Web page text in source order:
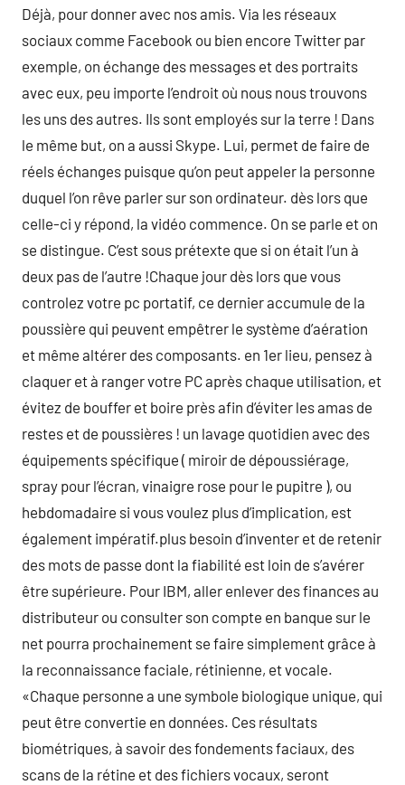
Déjà, pour donner avec nos amis. Via les réseaux
sociaux comme Facebook ou bien encore Twitter par
exemple, on échange des messages et des portraits
avec eux, peu importe l’endroit où nous nous trouvons
les uns des autres. Ils sont employés sur la terre ! Dans
le même but, on a aussi Skype. Lui, permet de faire de
réels échanges puisque qu’on peut appeler la personne
duquel l’on rêve parler sur son ordinateur. dès lors que
celle-ci y répond, la vidéo commence. On se parle et on
se distingue. C’est sous prétexte que si on était l’un à
deux pas de l’autre !Chaque jour dès lors que vous
controlez votre pc portatif, ce dernier accumule de la
poussière qui peuvent empêtrer le système d’aération
et même altérer des composants. en 1er lieu, pensez à
claquer et à ranger votre PC après chaque utilisation, et
évitez de bouffer et boire près afin d’éviter les amas de
restes et de poussières ! un lavage quotidien avec des
équipements spécifique ( miroir de dépoussiérage,
spray pour l’écran, vinaigre rose pour le pupitre ), ou
hebdomadaire si vous voulez plus d’implication, est
également impératif.plus besoin d’inventer et de retenir
des mots de passe dont la fiabilité est loin de s’avérer
être supérieure. Pour IBM, aller enlever des finances au
distributeur ou consulter son compte en banque sur le
net pourra prochainement se faire simplement grâce à
la reconnaissance faciale, rétinienne, et vocale.
«Chaque personne a une symbole biologique unique, qui
peut être convertie en données. Ces résultats
biométriques, à savoir des fondements faciaux, des
scans de la rétine et des fichiers vocaux, seront